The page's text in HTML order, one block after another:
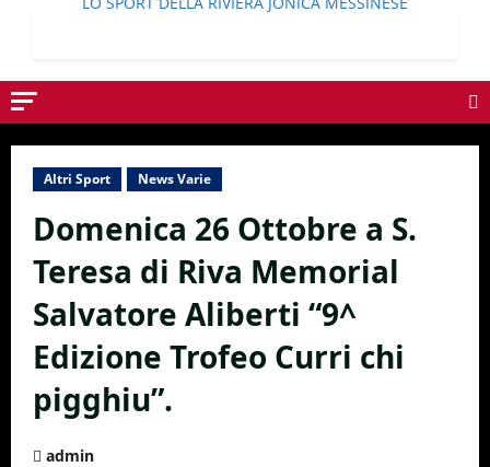
Altri Sport News Varie
Domenica 26 Ottobre a S.
Teresa di Riva Memorial
Salvatore Aliberti “9^
Edizione Trofeo Curri chi
pigghiu”.
admin